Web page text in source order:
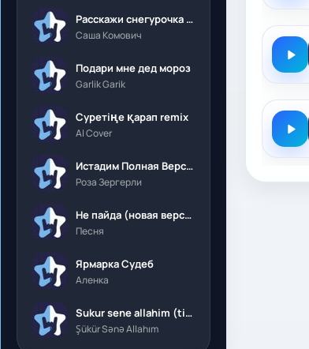
Расскажи снегурочка где была
Саша Комович
Подари мне дед мороз
Garlik Garik
Суретіңе қарап remix
AI Cover
Истадим Полная Версия
Роза Зергерли
Не пайда (новая версия)
Песня
Ярмарка Судеб
Аленка
Sukur sene allahim (tik tok)
Şükür Sənə Allahım